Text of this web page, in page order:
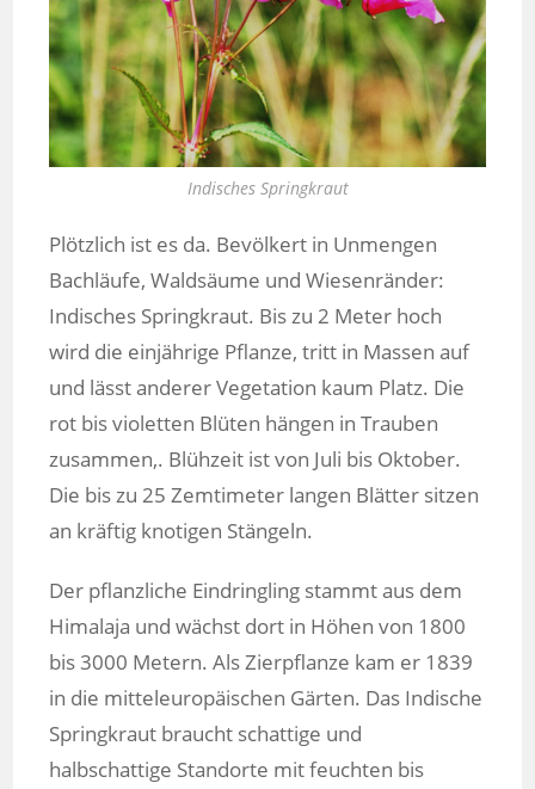
Indisches Springkraut
Plötzlich ist es da. Bevölkert in Unmengen
Bachläufe, Waldsäume und Wiesenränder:
Indisches Springkraut. Bis zu 2 Meter hoch
wird die einjährige Pflanze, tritt in Massen auf
und lässt anderer Vegetation kaum Platz. Die
rot bis violetten Blüten hängen in Trauben
zusammen,. Blühzeit ist von Juli bis Oktober.
Die bis zu 25 Zemtimeter langen Blätter sitzen
an kräftig knotigen Stängeln.
Der pflanzliche Eindringling stammt aus dem
Himalaja und wächst dort in Höhen von 1800
bis 3000 Metern. Als Zierpflanze kam er 1839
in die mitteleuropäischen Gärten. Das Indische
Springkraut braucht schattige und
halbschattige Standorte mit feuchten bis